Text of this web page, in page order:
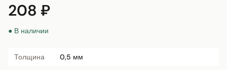
208 ₽
● В наличии
Толщина
0,5 мм